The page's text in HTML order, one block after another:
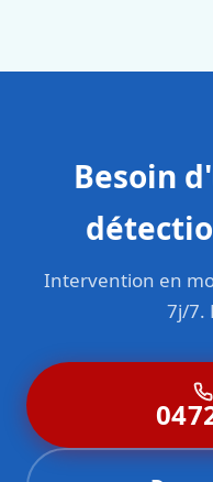
Besoin
Intervention en
7j/7.